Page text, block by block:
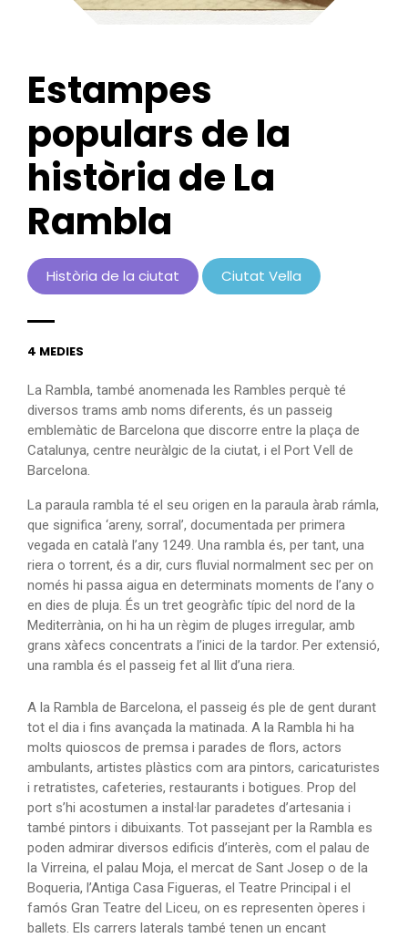
Estampes
populars de la
història de La
Rambla
Història de la ciutat Ciutat Vella
4 MEDIES
La Rambla, també anomenada les Rambles perquè té
diversos trams amb noms diferents, és un passeig
emblemàtic de Barcelona que discorre entre la plaça de
Catalunya, centre neuràlgic de la ciutat, i el Port Vell de
Barcelona.
La paraula rambla té el seu origen en la paraula àrab rámla,
que significa ‘areny, sorral’, documentada per primera
vegada en català l’any 1249. Una rambla és, per tant, una
riera o torrent, és a dir, curs fluvial normalment sec per on
només hi passa aigua en determinats moments de l’any o
en dies de pluja. És un tret geogràfic típic del nord de la
Mediterrània, on hi ha un règim de pluges irregular, amb
grans xàfecs concentrats a l’inici de la tardor. Per extensió,
una rambla és el passeig fet al llit d’una riera.
A la Rambla de Barcelona, el passeig és ple de gent durant
tot el dia i fins avançada la matinada. A la Rambla hi ha
molts quioscos de premsa i parades de flors, actors
ambulants, artistes plàstics com ara pintors, caricaturistes
i retratistes, cafeteries, restaurants i botigues. Prop del
port s’hi acostumen a instal·lar paradetes d’artesania i
també pintors i dibuixants. Tot passejant per la Rambla es
poden admirar diversos edificis d’interès, com el palau de
la Virreina, el palau Moja, el mercat de Sant Josep o de la
Boqueria, l’Antiga Casa Figueras, el Teatre Principal i el
famós Gran Teatre del Liceu, on es representen òperes i
ballets. Els carrers laterals també tenen un encant